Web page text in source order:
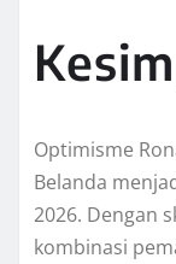
Optimisme
Belanda
2026. Dengan
kombinasi